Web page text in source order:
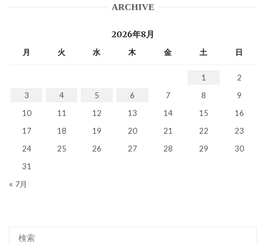
ARCHIVE
2026年8月
月 火 水 木 金 土 日
1
2
3
4 5 6 7 8
9
10
11 12 13 14 15
16
17
18 19 20 21 22
23
24
25 26 27 28 29
30
31
« 7月